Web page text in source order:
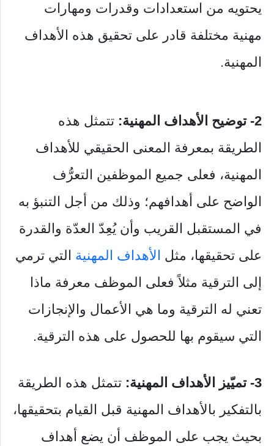
يحتويه من استعدادات وقدرات ومهارات
مهنية مختلفة قادر على تحقيق هذه الأهداف
المهنية.
2- توضيح الأهداف المهنية:
تتمثل هذه
الطريقة بمعرفة المعنى الحقيقي للأهداف
المهنية، فعلى جميع الموظفين التعرُّف
الواضح على أهدافهم؛ وذلك من أجل التنبؤ به
في المستقبل القريب وأن يُعِدّ العدّة والقدرة
على تحقيقها، مثل الأهداف المهنية التي ترمي
إلى الترقية مثلاً فعلى الموظف معرفة ماذا
تعني له الترقية وما هي الأعمال والإنجازات
التي سيقوم بها للحصول على هذه الترقية.
3- تميّيز الأهداف المهنية:
تتمثل هذه الطريقة
بالتفكير بالأهداف المهنية قبل القيام بتحقيقها،
بحيث يجب على الموظف أن يضع أهداف